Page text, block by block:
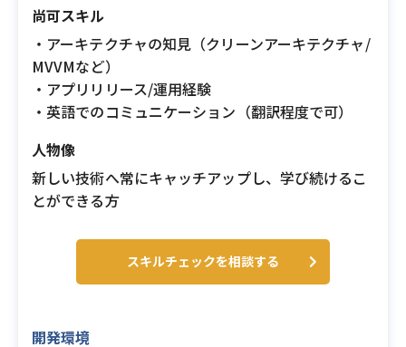
尚可スキル
・アーキテクチャの知見（クリーンアーキテクチャ/
MVVMなど）
・アプリリリース/運用経験
・英語でのコミュニケーション（翻訳程度で可）
人物像
新しい技術へ常にキャッチアップし、学び続けるこ
とができる方
スキルチェックを相談する
開発環境